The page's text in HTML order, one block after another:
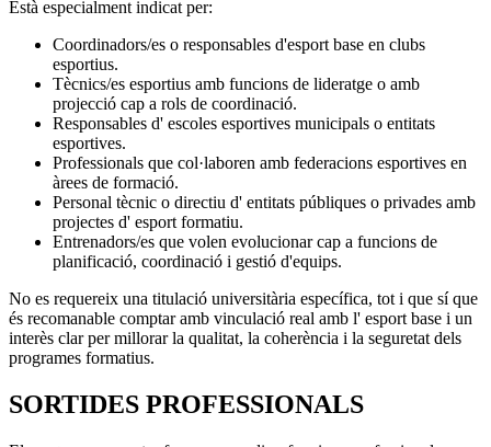
Està especialment indicat per:
Coordinadors/es o responsables d'esport base en clubs
esportius.
Tècnics/es esportius amb funcions de lideratge o amb
projecció cap a rols de coordinació.
Responsables d' escoles esportives municipals o entitats
esportives.
Professionals que col·laboren amb federacions esportives en
àrees de formació.
Personal tècnic o directiu d' entitats públiques o privades amb
projectes d' esport formatiu.
Entrenadors/es que volen evolucionar cap a funcions de
planificació, coordinació i gestió d'equips.
No es requereix una titulació universitària específica, tot i que sí que
és recomanable comptar amb vinculació real amb l' esport base i un
interès clar per millorar la qualitat, la coherència i la seguretat dels
programes formatius.
SORTIDES PROFESSIONALS